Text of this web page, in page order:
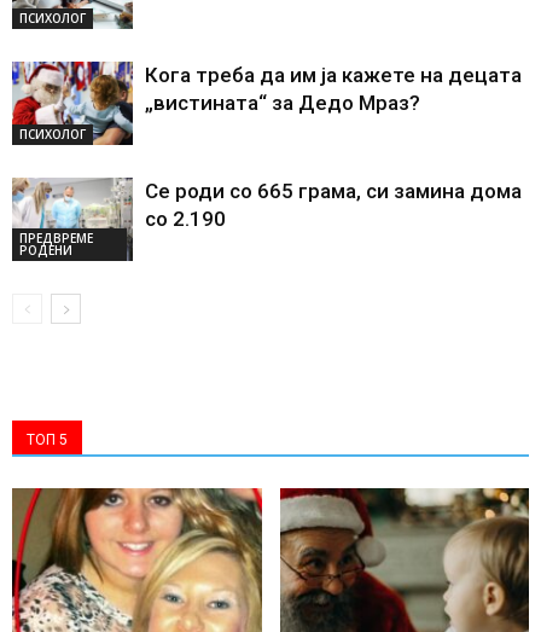
ПСИХОЛОГ
ПСИХОЛОГ
Кога треба да им ја кажете на децата
„вистината“ за Дедо Мраз?
ПРЕДВРЕМЕ
РОДЕНИ
Се роди со 665 грама, си замина дома
со 2.190
ТОП 5